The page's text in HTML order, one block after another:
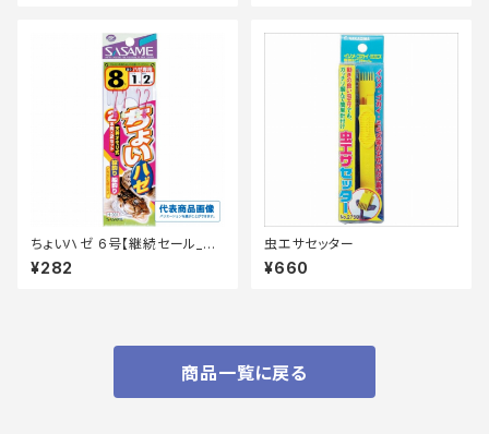
ちょいハゼ 6号【継続セール_仕
掛】
¥282
虫エサセッター
¥660
商品一覧に戻る